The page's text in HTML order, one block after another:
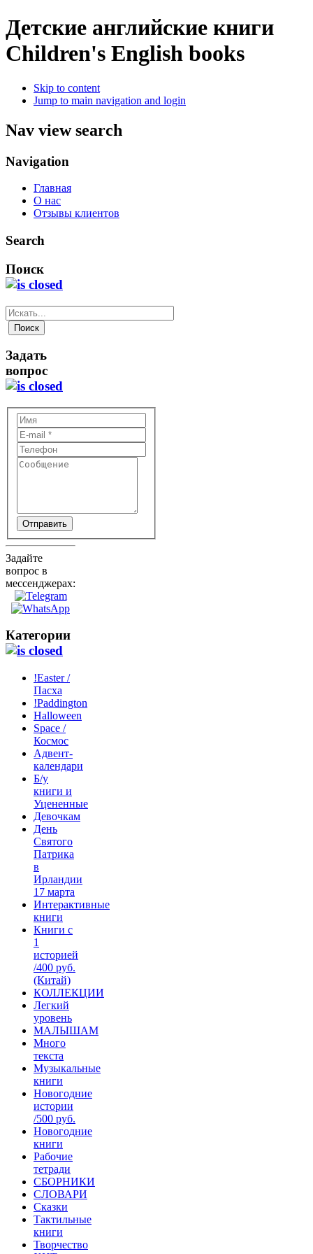
Детские английские книги
Children's English books
Skip to content
Jump to main navigation and login
Nav view search
Navigation
Главная
О нас
Отзывы клиентов
Search
Поиск
Задать
вопрос
Отправить
Задайте
вопрос в
мессенджерах:
Категории
!Easter /
Пасха
!Paddington
Halloween
Space /
Космос
Адвент-
календари
Б/у
книги и
Уцененные
Девочкам
День
Святого
Патрика
в
Ирландии
17 марта
Интерактивные
книги
Книги с
1
историей
/400 руб.
(Китай)
КОЛЛЕКЦИИ
Легкий
уровень
МАЛЫШАМ
Много
текста
Музыкальные
книги
Новогодние
истории
/500 руб.
Новогодние
книги
Рабочие
тетради
СБОРНИКИ
СЛОВАРИ
Сказки
Тактильные
книги
Творчество